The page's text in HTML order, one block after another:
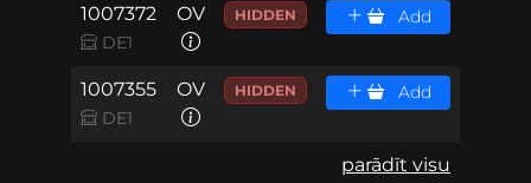
1007372
DE1
OV HIDDEN Add
1007355
DE1
OV HIDDEN Add
parādīt visu